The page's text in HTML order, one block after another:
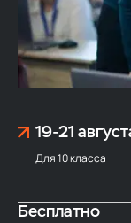
19-21
Для 10 класса
Бесплатно